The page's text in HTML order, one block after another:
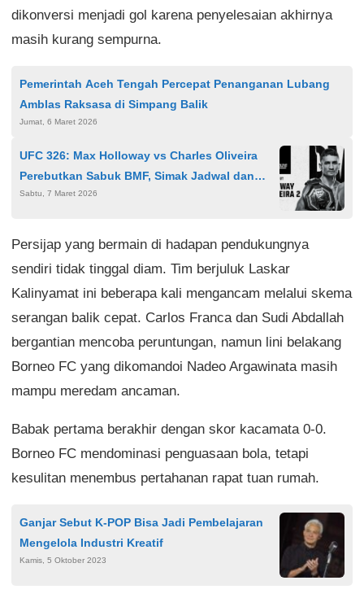
dikonversi menjadi gol karena penyelesaian akhirnya
masih kurang sempurna.
Pemerintah Aceh Tengah Percepat Penanganan Lubang
Amblas Raksasa di Simpang Balik
Jumat, 6 Maret 2026
UFC 326: Max Holloway vs Charles Oliveira
Perebutkan Sabuk BMF, Simak Jadwal dan
Live Streaming
Sabtu, 7 Maret 2026
Persijap yang bermain di hadapan pendukungnya
sendiri tidak tinggal diam. Tim berjuluk Laskar
Kalinyamat ini beberapa kali mengancam melalui skema
serangan balik cepat. Carlos Franca dan Sudi Abdallah
bergantian mencoba peruntungan, namun lini belakang
Borneo FC yang dikomandoi Nadeo Argawinata masih
mampu meredam ancaman.
Babak pertama berakhir dengan skor kacamata 0-0.
Borneo FC mendominasi penguasaan bola, tetapi
kesulitan menembus pertahanan rapat tuan rumah.
Ganjar Sebut K-POP Bisa Jadi Pembelajaran
Mengelola Industri Kreatif
Kamis, 5 Oktober 2023